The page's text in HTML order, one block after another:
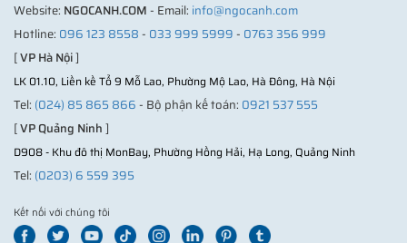
Website: NGOCANH.COM- Email: info@ngocanh.com
Hotline: 096 123 8558- 033 999 5999- 0763 356 999
[VP Hà Nội]
LK 01.10, Liền kề Tổ 9 Mỗ Lao, Phường Mộ Lao, Hà Đông, Hà Nội
Tel: (024) 85 865 866- Bộ phận kế toán: 0921 537 555
[VP Quảng Ninh]
D908 - Khu đô thị MonBay, Phường Hồng Hải, Hạ Long, Quảng Ninh
Tel: (0203) 6 559 395
Kết nối với chúng tôi